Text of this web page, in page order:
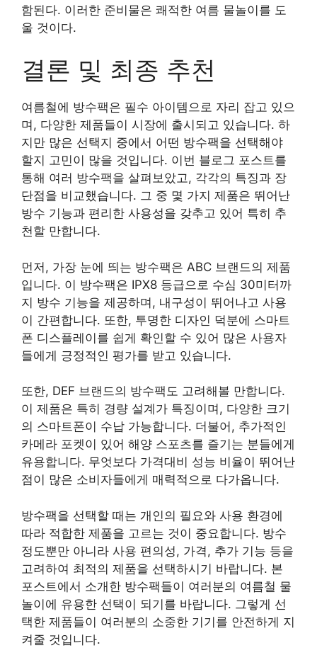
함된다. 이러한 준비물은 쾌적한 여름 물놀이를 도
울 것이다.
결론 및 최종 추천
여름철에 방수팩은 필수 아이템으로 자리 잡고 있으
며, 다양한 제품들이 시장에 출시되고 있습니다. 하
지만 많은 선택지 중에서 어떤 방수팩을 선택해야
할지 고민이 많을 것입니다. 이번 블로그 포스트를
통해 여러 방수팩을 살펴보았고, 각각의 특징과 장
단점을 비교했습니다. 그 중 몇 가지 제품은 뛰어난
방수 기능과 편리한 사용성을 갖추고 있어 특히 추
천할 만합니다.
먼저, 가장 눈에 띄는 방수팩은 ABC 브랜드의 제품
입니다. 이 방수팩은 IPX8 등급으로 수심 30미터까
지 방수 기능을 제공하며, 내구성이 뛰어나고 사용
이 간편합니다. 또한, 투명한 디자인 덕분에 스마트
폰 디스플레이를 쉽게 확인할 수 있어 많은 사용자
들에게 긍정적인 평가를 받고 있습니다.
또한, DEF 브랜드의 방수팩도 고려해볼 만합니다.
이 제품은 특히 경량 설계가 특징이며, 다양한 크기
의 스마트폰이 수납 가능합니다. 더불어, 추가적인
카메라 포켓이 있어 해양 스포츠를 즐기는 분들에게
유용합니다. 무엇보다 가격대비 성능 비율이 뛰어난
점이 많은 소비자들에게 매력적으로 다가옵니다.
방수팩을 선택할 때는 개인의 필요와 사용 환경에
따라 적합한 제품을 고르는 것이 중요합니다. 방수
정도뿐만 아니라 사용 편의성, 가격, 추가 기능 등을
고려하여 최적의 제품을 선택하시기 바랍니다. 본
포스트에서 소개한 방수팩들이 여러분의 여름철 물
놀이에 유용한 선택이 되기를 바랍니다. 그렇게 선
택한 제품들이 여러분의 소중한 기기를 안전하게 지
켜줄 것입니다.